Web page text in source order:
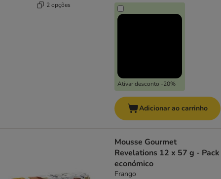
2 opções
Ativar desconto -20%
Adicionar ao carrinho
Mousse Gourmet
Revelations 12 x 57 g - Pack
económico
Frango